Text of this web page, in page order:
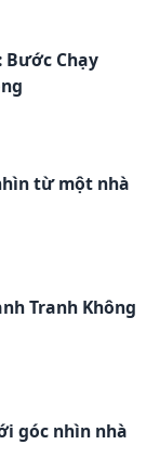
Bước Chạy
từ một nhà
Tranh Không
góc nhìn nhà